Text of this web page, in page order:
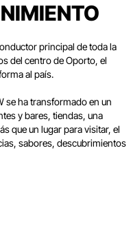
principal de toda la
del centro de Oporto, el
al país.
se ha transformado en un
y bares, tiendas, una
que un lugar para visitar, el
sabores, descubrimientos